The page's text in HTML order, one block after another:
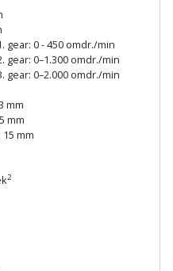
gear: 0 - 450 omdr./min
gear: 0–1.300 omdr./min
gear: 0–2.000 omdr./min
mm
mm
mm
2